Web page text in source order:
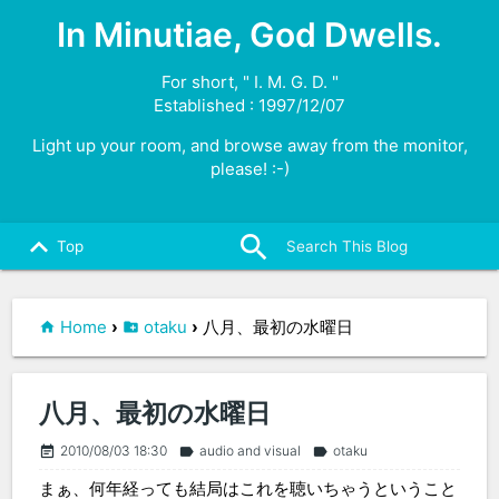
In Minutiae, God Dwells.
For short, " I. M. G. D. "
Established : 1997/12/07
Light up your room, and browse away from the monitor,
please! :-)
keyboard_arrow_up Top search
Home › otaku › 八月、最初の水曜日
八月、最初の水曜日
event_note 2010/08/03 18:30 label audio and visual label otaku
まぁ、何年経っても結局はこれを聴いちゃうということ